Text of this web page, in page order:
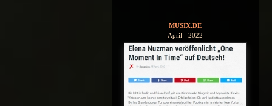
MUSIX.DE
April - 2022